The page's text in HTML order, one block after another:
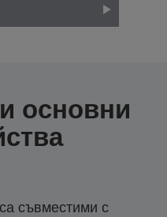
основни
съвместими с